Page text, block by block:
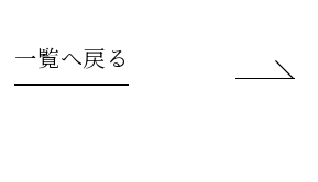
一覧へ戻る